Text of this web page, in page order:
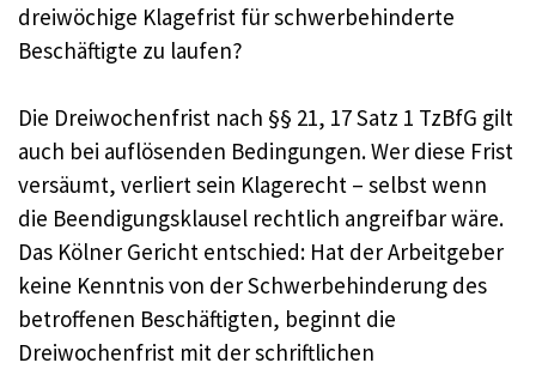
dreiwöchige Klagefrist für schwerbehinderte
Beschäftigte zu laufen?
Die Dreiwochenfrist nach §§ 21, 17 Satz 1 TzBfG gilt
auch bei auflösenden Bedingungen. Wer diese Frist
versäumt, verliert sein Klagerecht – selbst wenn
die Beendigungsklausel rechtlich angreifbar wäre.
Das Kölner Gericht entschied: Hat der Arbeitgeber
keine Kenntnis von der Schwerbehinderung des
betroffenen Beschäftigten, beginnt die
Dreiwochenfrist mit der schriftlichen